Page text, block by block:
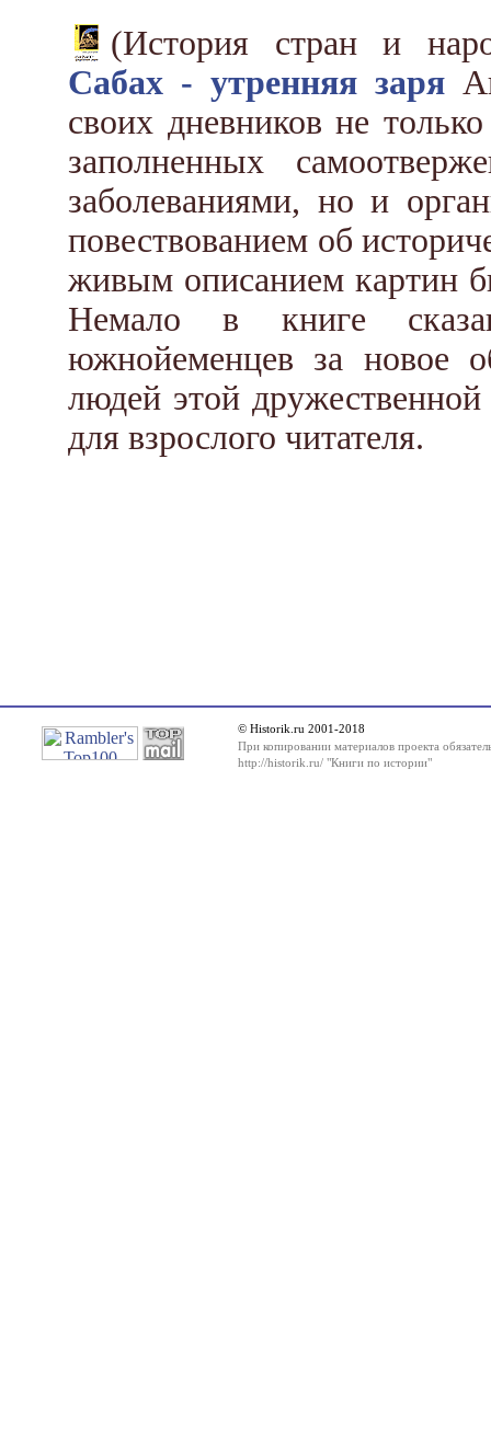
(История стран и
Сабах - утренняя заря
своих дневников не
заполненных
заболеваниями, но и
повествованием об
живым описанием картин
Немало в книге
южнойеменцев за новое
людей этой
для взрослого читателя.
© Historik.ru 2001-2018
При копировании материалов проекта
http://historik.ru/ "Книги по истории"